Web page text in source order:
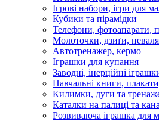
Ігрові набори, ігри для
Кубики та пірамідки
Телефони, фотоапарати,
Молоточки, дзиґи,
Автотренажер, кермо
Іграшки для купання
Заводні, інерційні
Навчальні книги,
Килимки, дуги та
Каталки на палиці та
Розвиваюча іграшка для